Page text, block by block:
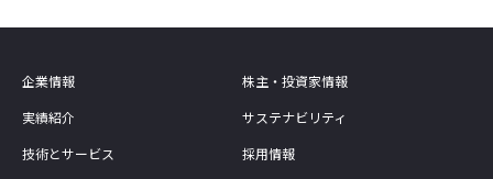
企業情報
株主・投資家情報
実績紹介
サステナビリティ
技術とサービス
採用情報